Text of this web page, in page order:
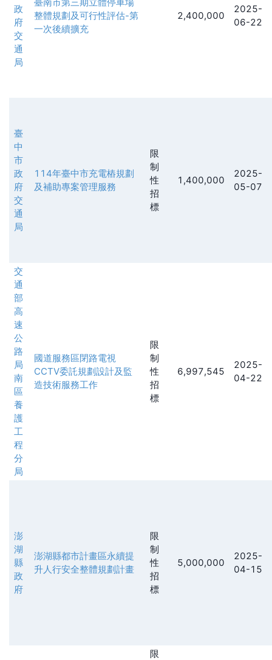
政
府
交
通
局
整體規劃及可⾏性評估-第
一次後續擴充
2,400,000
2025-
06-22
臺
中
市
政
府
交
通
局
114年臺中市充電樁規劃
及補助專案管理服務
限
制
性
招
標
1,400,000
2025-
05-07
交
通
部
高
速
公
路
局
南
區
養
護
工
程
分
局
國道服務區閉路電視
CCTV委託規劃設計及監
造技術服務工作
限
制
性
招
標
6,997,545
2025-
04-22
澎
湖
縣
政
府
澎湖縣都市計畫區永續提
升人行安全整體規劃計畫
限
制
性
招
標
5,000,000
2025-
04-15
限